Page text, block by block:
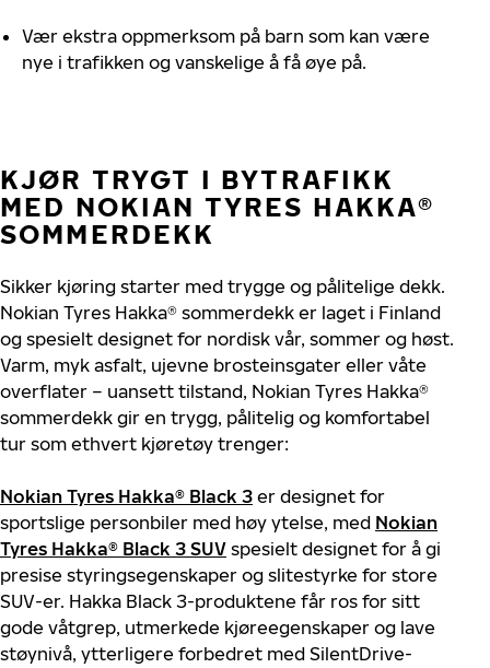
Vær ekstra oppmerksom på barn som kan være
nye i trafikken og vanskelige å få øye på.
KJØR TRYGT I BYTRAFIKK
MED NOKIAN TYRES HAKKA®
SOMMERDEKK
Sikker kjøring starter med trygge og pålitelige dekk.
Nokian Tyres Hakka® sommerdekk er laget i Finland
og spesielt designet for nordisk vår, sommer og høst.
Varm, myk asfalt, ujevne brosteinsgater eller våte
overflater – uansett tilstand, Nokian Tyres Hakka®
sommerdekk gir en trygg, pålitelig og komfortabel
tur som ethvert kjøretøy trenger:
Nokian Tyres Hakka® Black 3 er designet for
sportslige personbiler med høy ytelse, med Nokian
Tyres Hakka® Black 3 SUV spesielt designet for å gi
presise styringsegenskaper og slitestyrke for store
SUV-er. Hakka Black 3-produktene får ros for sitt
gode våtgrep, utmerkede kjøreegenskaper og lave
støynivå, ytterligere forbedret med SilentDrive-